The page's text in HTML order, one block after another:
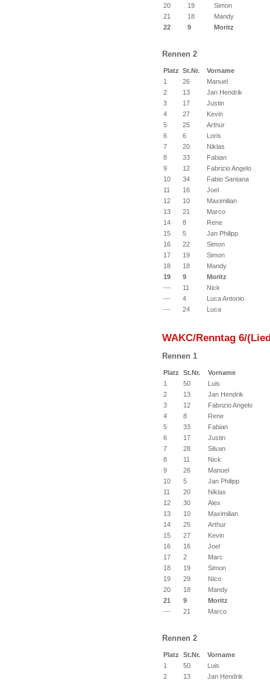
20 19
Simon
21
18
Mandy
22
9 Moritz
Rennen 2
Platz St.Nr.
Vorname
1
26
Manuel
2
13
Jan Hendrik
3
17
Justin
4
27
Kevin
5
25
Arthur
6
6
Loris
7
20
Niklas
8
33
Fabian
9
12
Fabrizio Angelo
10
34
Fabio Santana
11
16
Joel
12
10
Maximilian
13
21
Marco
14
8
Rene
15
5
Jan Philipp
16
22
Simon
17
19
Simon
18
18
Mandy
19
9
Moritz
---
11
Nick
---
4
Luca Antonio
---
24 Luca
WAKC/Renntag 6/
Rennen 1
Platz St.Nr.
Vorname
1
50
Luis
2
13
Jan Hendrik
3
12
Fabrizio Angelo
4
8
Rene
5
33
Fabian
6
17
Justin
7
28
Silvan
8
11
Nick
9
26
Manuel
10
5
Jan Philipp
11
20
Niklas
12
30
Alex
13
10
Maximilian
14
25
Arthur
15
27
Kevin
16
16
Joel
17
2
Marc
18
19
Simon
19
29
Nico
20
18
Mandy
21
9
Moritz
---
21 Marco
Rennen 2
Platz St.Nr.
Vorname
1
50
Luis
2
13
Jan Hendrik